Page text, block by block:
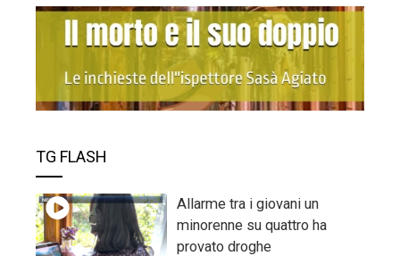
TG FLASH
Allarme tra i giovani un
minorenne su quattro ha
provato droghe